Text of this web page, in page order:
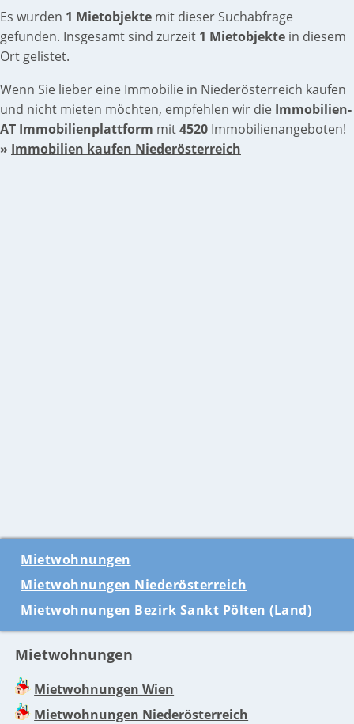
Es wurden 1 Mietobjekte mit dieser Suchabfrage
gefunden. Insgesamt sind zurzeit 1 Mietobjekte in diesem
Ort gelistet.
Wenn Sie lieber eine Immobilie in Niederösterreich kaufen
und nicht mieten möchten, empfehlen wir die Immobilien-
AT Immobilienplattform mit4520 Immobilienangeboten!
» Immobilien kaufen Niederösterreich
Mietwohnungen
Mietwohnungen Niederösterreich
Mietwohnungen Bezirk Sankt Pölten (Land)
Mietwohnungen
Mietwohnungen Wien
Mietwohnungen Niederösterreich